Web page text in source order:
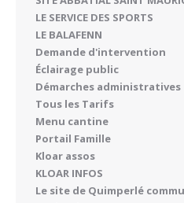
LE SERVICE DES SPORTS
LE BALAFENN
Demande d'intervention
Éclairage public
Démarches administratives
Tous les Tarifs
Menu cantine
Portail Famille
Kloar assos
KLOAR INFOS
Le site de Quimperlé